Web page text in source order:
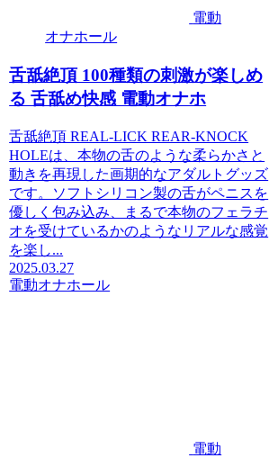
電動
オナホール
舌舐絶頂 100種類の刺激が楽しめ
る 舌舐め快感 電動オナホ
舌舐絶頂 REAL-LICK REAR-KNOCK
HOLEは、本物の舌のような柔らかさと
動きを再現した画期的なアダルトグッズ
です。ソフトシリコン製の舌がペニスを
優しく包み込み、まるで本物のフェラチ
オを受けているかのようなリアルな感覚
を楽し...
2025.03.27
電動オナホール
電動